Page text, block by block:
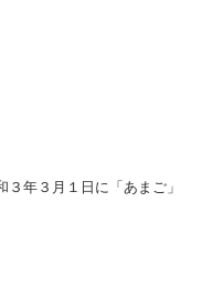
３年３月１日に「あまご」